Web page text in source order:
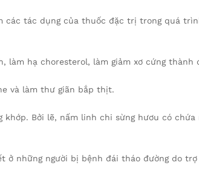
các tác dụng của thuốc đặc trị trong quá
hạ choresterol, làm giảm xơ cứng thành
và làm thư giãn bắp thịt.
Bởi lẽ, nấm linh chi sừng hươu có
những người bị bệnh đái tháo đường do